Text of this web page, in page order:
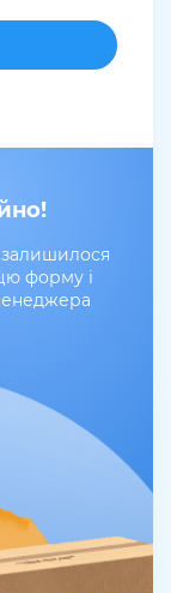
залишилося
форму і